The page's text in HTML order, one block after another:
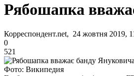
Рябошапка
Корреспондент.net, 24 жовтня 2019,
0
521
Фото: Википедия